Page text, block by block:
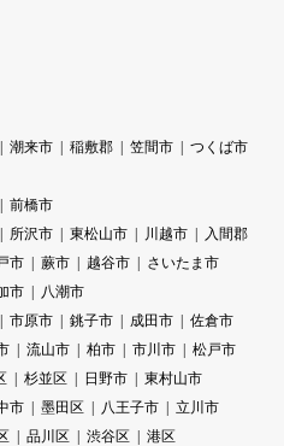
潮来市 稲敷郡 笠間市
つくば市
前橋市
所沢市 東松山市 川越市
入間郡
市 蕨市 越谷市
さいたま市
市
八潮市
市原市 銚子市 成田市
佐倉市
流山市 柏市 市川市
松戸市
杉並区 日野市
東村山市
市 墨田区 八王子市
立川市
品川区 渋谷区
港区